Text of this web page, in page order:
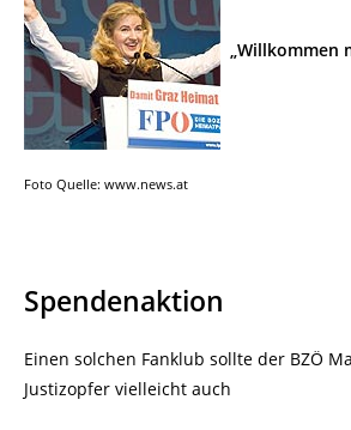
„Willkommen
Foto Quelle: www.news.at
Spendenaktion
Einen solchen Fanklub sollte der BZÖ
Justizopfer vielleicht auch